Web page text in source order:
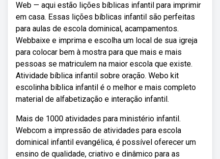
Web — aqui estão lições bíblicas infantil para imprimir
em casa. Essas lições bíblicas infantil são perfeitas
para aulas de escola dominical, acampamentos.
Webbaixe e imprima e escolha um local de sua igreja
para colocar bem à mostra para que mais e mais
pessoas se matriculem na maior escola que existe.
Atividade bíblica infantil sobre oração. Webo kit
escolinha bíblica infantil é o melhor e mais completo
material de alfabetização e interação infantil.
Mais de 1000 atividades para ministério infantil.
Webcom a impressão de atividades para escola
dominical infantil evangélica, é possível oferecer um
ensino de qualidade, criativo e dinâmico para as